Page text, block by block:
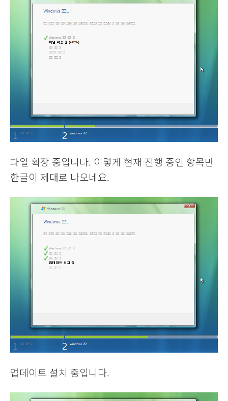
파일 확장 중입니다. 이렇게 현재 진행 중인 항목만
한글이 제대로 나오네요.
업데이트 설치 중입니다.